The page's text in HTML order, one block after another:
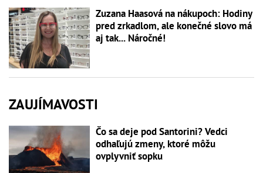
Zuzana Haasová na nákupoch: Hodiny
pred zrkadlom, ale konečné slovo má
aj tak... Náročné!
ZAUJÍMAVOSTI
Čo sa deje pod Santorini? Vedci
odhaľujú zmeny, ktoré môžu
ovplyvniť sopku